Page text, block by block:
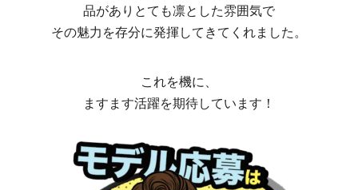
品がありとても凛とした雰囲気で
その魅力を存分に発揮してきてくれました。
これを機に、
ますます活躍を期待しています！